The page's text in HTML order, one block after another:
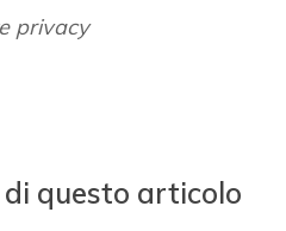
privacy
questo articolo